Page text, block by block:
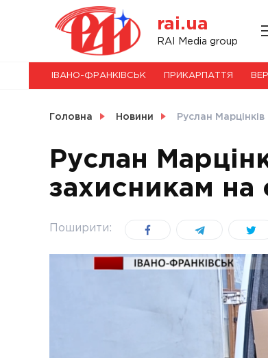
rai.ua
RAI Media group
НОВИНИ
СВІТ
УКРАЇНА
ІВАНО-ФРАНКІВСЬК ПРИКАРПАТТЯ
Головна Новини Руслан
Руслан
захисникам на
Поширити: